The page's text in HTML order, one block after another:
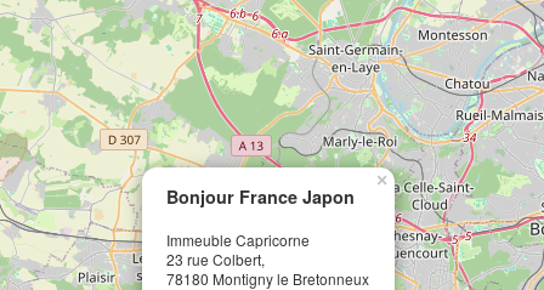
Bonjour France Japon
Immeuble Capricorne
23 rue Colbert,
78180 Montigny le Bretonneux
×